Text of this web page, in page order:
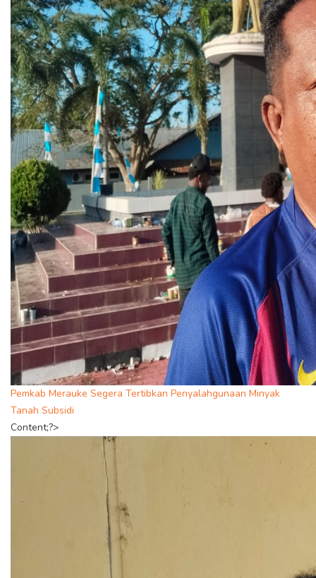
Pemkab Merauke Segera Tertibkan Penyalahgunaan Minyak
Tanah Subsidi
Content;?>